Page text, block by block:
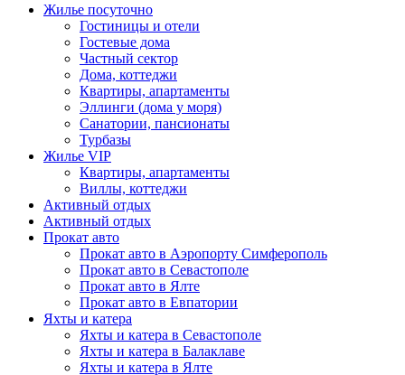
Жилье посуточно
Гостиницы и отели
Гостевые дома
Частный сектор
Дома, коттеджи
Квартиры, апартаменты
Эллинги (дома у моря)
Санатории, пансионаты
Турбазы
Жилье VIP
Квартиры, апартаменты
Виллы, коттеджи
Активный отдых
Активный отдых
Прокат авто
Прокат авто в Аэропорту Симферополь
Прокат авто в Севастополе
Прокат авто в Ялте
Прокат авто в Евпатории
Яхты и катера
Яхты и катера в Севастополе
Яхты и катера в Балаклаве
Яхты и катера в Ялте